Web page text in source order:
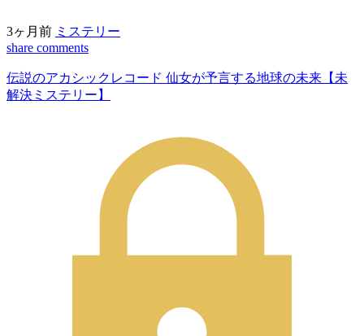
3ヶ月前 ミステリー
share comments
伝説のアカシックレコード 仙女が予言する地球の未来【未
解決ミステリー】